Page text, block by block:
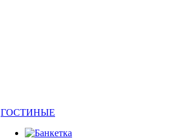
ГОСТИНЫЕ